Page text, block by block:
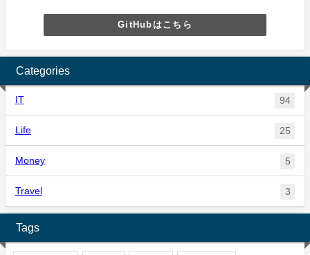
GitHubはこちら
Categories
IT 94
Life 25
Money 5
Travel 3
Tags